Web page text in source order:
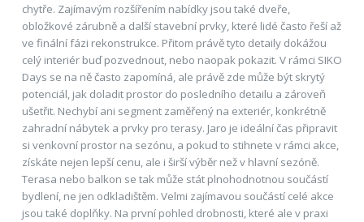
chytře. Zajímavým rozšířením nabídky jsou také dveře,
obložkové zárubně a další stavební prvky, které lidé často řeší až
ve finální fázi rekonstrukce. Přitom právě tyto detaily dokážou
celý interiér buď pozvednout, nebo naopak pokazit. V rámci SIKO
Days se na ně často zapomíná, ale právě zde může být skrytý
potenciál, jak doladit prostor do posledního detailu a zároveň
ušetřit. Nechybí ani segment zaměřený na exteriér, konkrétně
zahradní nábytek a prvky pro terasy. Jaro je ideální čas připravit
si venkovní prostor na sezónu, a pokud to stihnete v rámci akce,
získáte nejen lepší cenu, ale i širší výběr než v hlavní sezóně.
Terasa nebo balkon se tak může stát plnohodnotnou součástí
bydlení, ne jen odkladištěm. Velmi zajímavou součástí celé akce
jsou také doplňky. Na první pohled drobnosti, které ale v praxi